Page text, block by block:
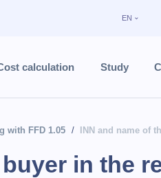
EN
calculation Study
with FFD 1.05 INN and name of
in the